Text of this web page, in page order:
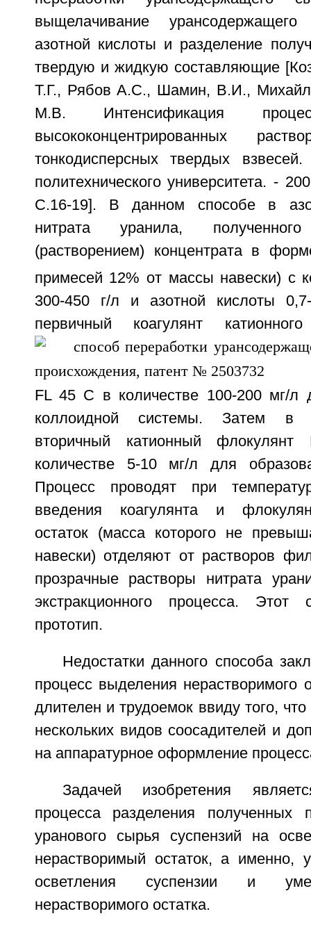
выщелачивание
азотной кислоты и разделение
твердую и жидкую составляющие
Т.Г., Рябов А.С., Шамин, В.И.,
М.В. Интенсификация
высококонцентрированных
тонкодисперсных твердых
политехнического университета. -
С.16-19]. В данном способе в
нитрата уранила,
(растворением) концентрата в
примесей 12% от массы навески) с
300-450 г/л и азотной кислоты
первичный коагулянт
FL 45 С в количестве 100-200 мг/л
коллоидной системы. Затем в
вторичный катионный
количестве 5-10 мг/л для
Процесс проводят при
введения коагулянта и
остаток (масса которого не
навески) отделяют от растворов
прозрачные растворы нитрата
экстракционного процесса.
прототип.
Недостатки данного способа
процесс выделения нерастворимого
длителен и трудоемок ввиду того,
нескольких видов соосадителей и
на аппаратурное оформление
Задачей изобретения
процесса разделения полученных
уранового сырья суспензий на
нерастворимый остаток, а именно,
осветления суспензии и
нерастворимого остатка.